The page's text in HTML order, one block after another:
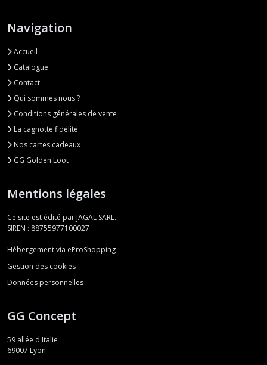
Navigation
Accueil
Catalogue
Contact
Qui sommes nous ?
Conditions générales de vente
La cagnotte fidélité
Nos cartes cadeaux
GG Golden Loot
Mentions légales
Ce site est édité par JAGAL SARL.
SIREN : 88755977100027
Hébergement via eProShopping
Gestion des cookies
Données personnelles
GG Concept
59 allée d'Italie
69007 Lyon